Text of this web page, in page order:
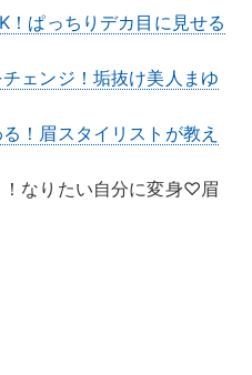
ぱっちりデカ目に見せる
ェンジ！垢抜け美人まゆ
！眉スタイリストが教え
なりたい自分に変身♡眉